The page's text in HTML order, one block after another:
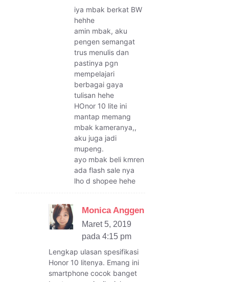
iya mbak berkat BW
hehhe
amin mbak, aku
pengen semangat
trus menulis dan
pastinya pgn
mempelajari
berbagai gaya
tulisan hehe
HOnor 10 lite ini
mantap memang
mbak kameranya,,
aku juga jadi
mupeng.
ayo mbak beli kmren
ada flash sale nya
lho d shopee hehe
Monica Anggen
Maret 5, 2019
pada 4:15 pm
Lengkap ulasan spesifikasi
Honor 10 litenya. Emang ini
smartphone cocok banget